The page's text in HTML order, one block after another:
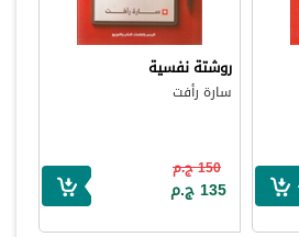
روشتة نفسية
سارة رأفت
150 ج.م
135 ج.م